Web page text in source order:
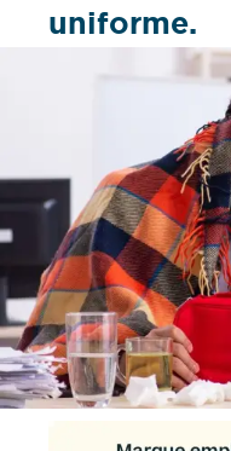
uniforme.